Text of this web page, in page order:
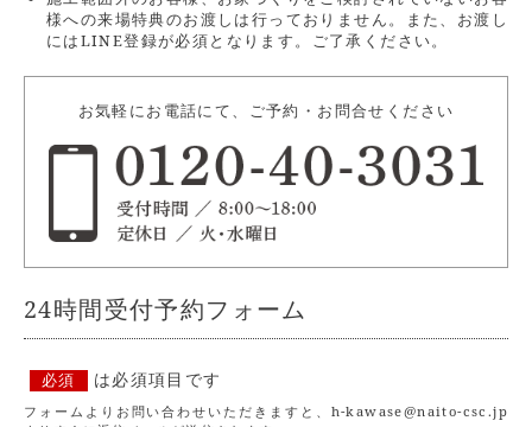
様への来場特典のお渡しは行っておりません。また、お渡し
にはLINE登録が必須となります。ご了承ください。
お気軽にお電話にて、ご予約・お問合せください
24時間受付予約フォーム
必須 は必須項目です
フォームよりお問い合わせいただきますと、h-kawase@naito-csc.jp